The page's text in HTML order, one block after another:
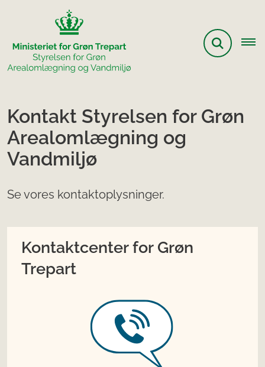
Kontakt Styrelsen for Grøn
Arealomlægning og
Vandmiljø
Se vores kontaktoplysninger.
Kontaktcenter for Grøn
Trepart